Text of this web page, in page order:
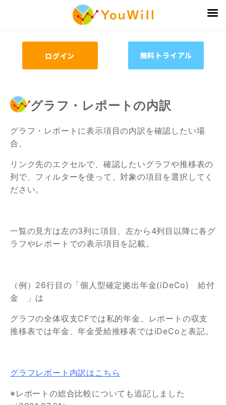
ログイン 無料トライアル
グラフ・レポートの内訳
グラフ・レポートに表示項目の内訳を確認したい場
合、
リンク先のエクセルで、確認したいグラフや推移表の
列で、フィルターを使って、対象の項目を選択してく
ださい。
一覧の見方は左の3列に項目、左から4列目以降に各グ
ラフやレポートでの表示項目を記載。
（例）26行目の「個人型確定拠出年金(iDeCo) 給付
金 」は
グラフの全体収支CFでは私的年金、レポートの収支
推移表では年金、年金受給推移表ではiDeCoと表記。
グラフレポート内訳はこちら
※レポートの総合比較についても追記しました